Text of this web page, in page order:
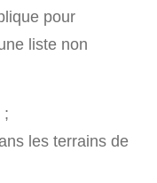
pour
liste non
;
les terrains de